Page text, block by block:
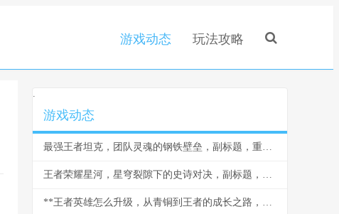
游戏动态 玩法攻略
.
游戏动态
最强王者坦克，团队灵魂的钢铁壁垒，副标题，重装战士的荣耀与智慧
王者荣耀星河，星穹裂隙下的史诗对决，副标题，当群星闪耀王者峡谷
**王者英雄怎么升级，从青铜到王者的成长之路，副标题，资深玩家的深度解析与实战心得**